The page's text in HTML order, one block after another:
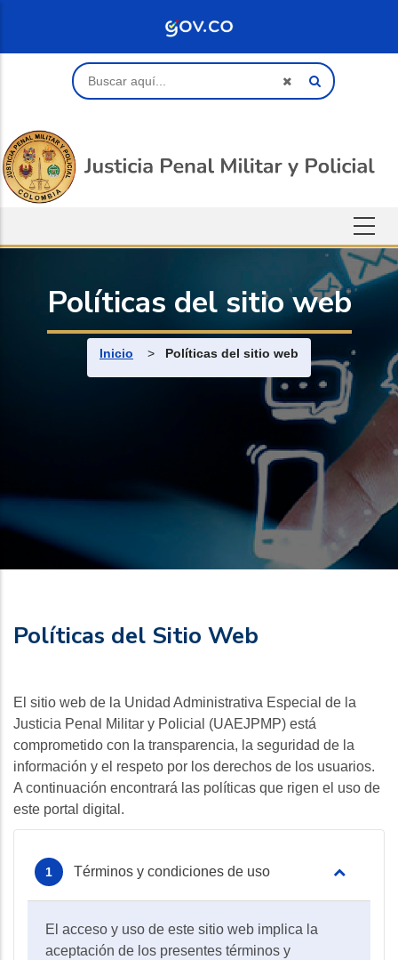
Buscar
Políticas del sitio web
Ruta de navegación
Inicio > Políticas del sitio web
Políticas del Sitio Web
El sitio web de la Unidad Administrativa Especial de la
Justicia Penal Militar y Policial (UAEJPMP) está
comprometido con la transparencia, la seguridad de la
información y el respeto por los derechos de los usuarios.
A continuación encontrará las políticas que rigen el uso de
este portal digital.
Términos y condiciones de uso
El acceso y uso de este sitio web implica la
aceptación de los presentes términos y